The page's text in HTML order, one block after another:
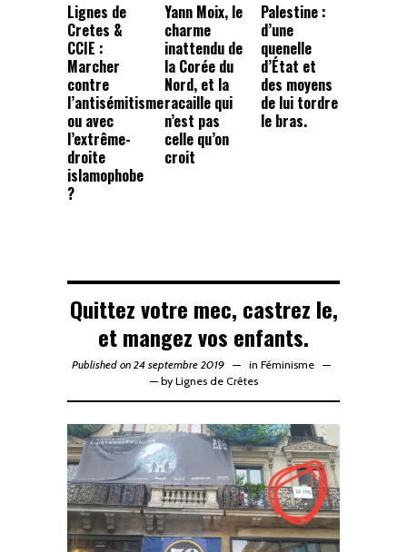
Lignes de
Cretes &
CCIE :
Marcher
contre
l’antisémitisme
ou avec
l’extrême-
droite
islamophobe
?
Yann Moix, le
charme
inattendu de
la Corée du
Nord, et la
racaille qui
n’est pas
celle qu’on
croit
Palestine :
d’une
quenelle
d’État et
des moyens
de lui tordre
le bras.
Quittez votre mec, castrez le,
et mangez vos enfants.
Published on 24 septembre 2019 in Féminisme
—by Lignes de Crêtes